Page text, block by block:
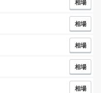
相場
相場
相場
相場
相場